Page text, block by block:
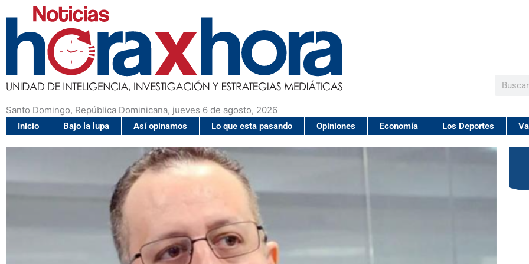
Santo Domingo, República Dominicana, jueves 6 de agosto, 2026
Buscar
Inicio Bajo la lupa Así opinamos Lo que esta pasando Opiniones Economía Los Deportes